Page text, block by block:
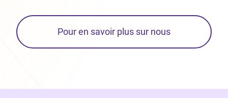
Pour en savoir plus sur nous